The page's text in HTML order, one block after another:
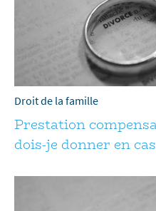
Droit de la famille
Prestation
dois-je donner en